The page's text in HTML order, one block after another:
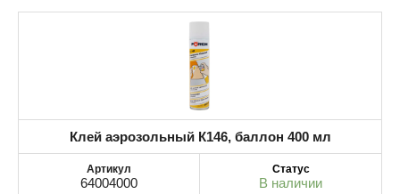
Клей аэрозольный К146, баллон 400 мл
64004000 В наличии